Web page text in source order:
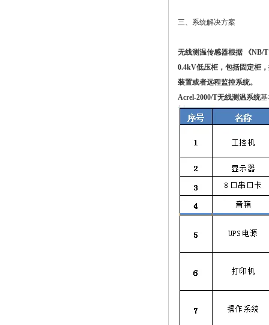
三、系统解决方案
无线测温传感器根据 《NB/
0.4kV低压柜，包括固定柜
装置或者远程监控系统。
Acrel-2000/T无线测温系统